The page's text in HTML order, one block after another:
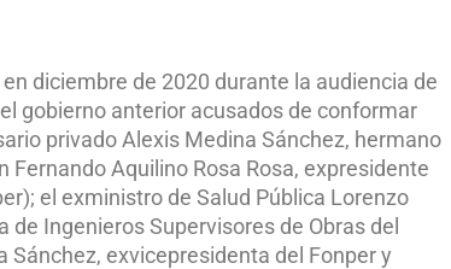
diciembre de 2020 durante la audiencia de
gobierno anterior acusados de conformar
privado Alexis Medina Sánchez, hermano
Aquilino Rosa Rosa, expresidente
el exministro de Salud Pública Lorenzo
Ingenieros Supervisores de Obras del
Sánchez, exvicepresidenta del Fonper y